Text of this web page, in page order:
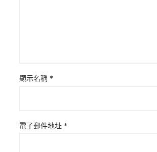
顯示名稱 *
電子郵件地址 *